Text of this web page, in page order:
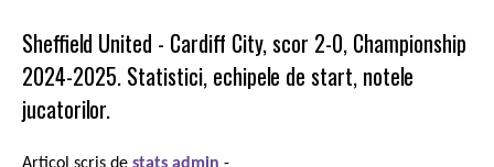
Sheffield United - Cardiff City, scor 2-0, Championship
2024-2025. Statistici, echipele de start, notele
jucatorilor.